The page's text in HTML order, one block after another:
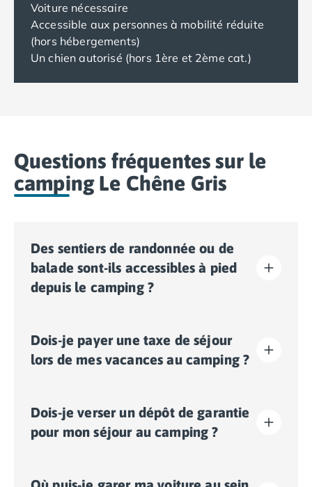
Voiture nécessaire
Accessible aux personnes à mobilité réduite
(hors hébergements)
Un chien autorisé (hors 1ère et 2ème cat.)
Questions fréquentes sur le
camping Le Chêne Gris
Des sentiers de randonnée ou de
balade sont-ils accessibles à pied
depuis le camping ?
accessibles directement à pied depuis la sortie du
camping. C’est l’idéal pour découvrir la nature
environnante en plein air et en toute simplicité, sans
Dois-je payer une taxe de séjour
lors de mes vacances au camping ?
sites touristiques. Il vous faudra donc l’acquitter lors
de votre enregistrement en ligne ou une fois sur place.
Dois-je verser un dépôt de garantie
pour mon séjour au camping ?